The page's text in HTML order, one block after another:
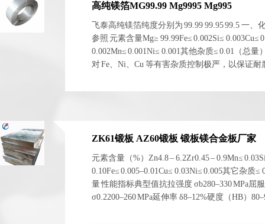
高纯镁箔MG99.99 Mg9995 Mg995
飞泰高纯镁箔纯度分别为 99.99 99.95 99.5 一、
参照 元素含量Mg≥ 99.99Fe≤ 0.002Si≤ 0.003Cu≤
0.002Mn≤ 0.001Ni≤ 0.001其他杂质≤ 0.01（总量
对 Fe、Ni、Cu 等有害杂质控制极严，以保证耐
ZK61锻板 AZ60锻板 锻板镁合金板厂家
元素含量（%）Zn4.8 – 6.2Zr0.45 – 0.9Mn≤
0.10Fe≤ 0.005–0.01Cu≤ 0.03Ni≤ 0.005其它杂质≤
量 性能指标典型值抗拉强度 σb280–330 MPa屈
σ0.2200–260 MPa延伸率 δ8–12%硬度（HB）